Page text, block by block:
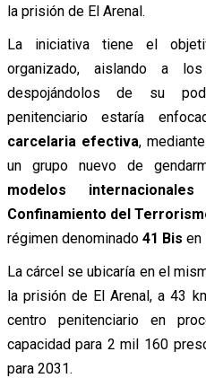
la prisión de El Arenal.
La iniciativa tiene el
organizado, aislando a
despojándolos de su
penitenciario estaría
carcelaria efectiva,
un grupo nuevo de
modelos internacionales
Confinamiento del
régimen denominado 41 Bis en
La cárcel se ubicaría en el
la prisión de El Arenal, a 43
centro penitenciario en
capacidad para 2 mil 160
para 2031.